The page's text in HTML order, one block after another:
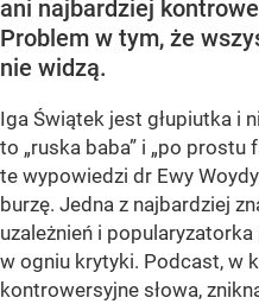
ani najbardziej
Problem w tym, że
nie widzą.
Iga Świątek jest głupiutka i
to „ruska baba” i „po prostu
te wypowiedzi dr Ewy
burzę. Jedna z najbardziej
uzależnień i
w ogniu krytyki. Podcast, w
kontrowersyjne słowa,